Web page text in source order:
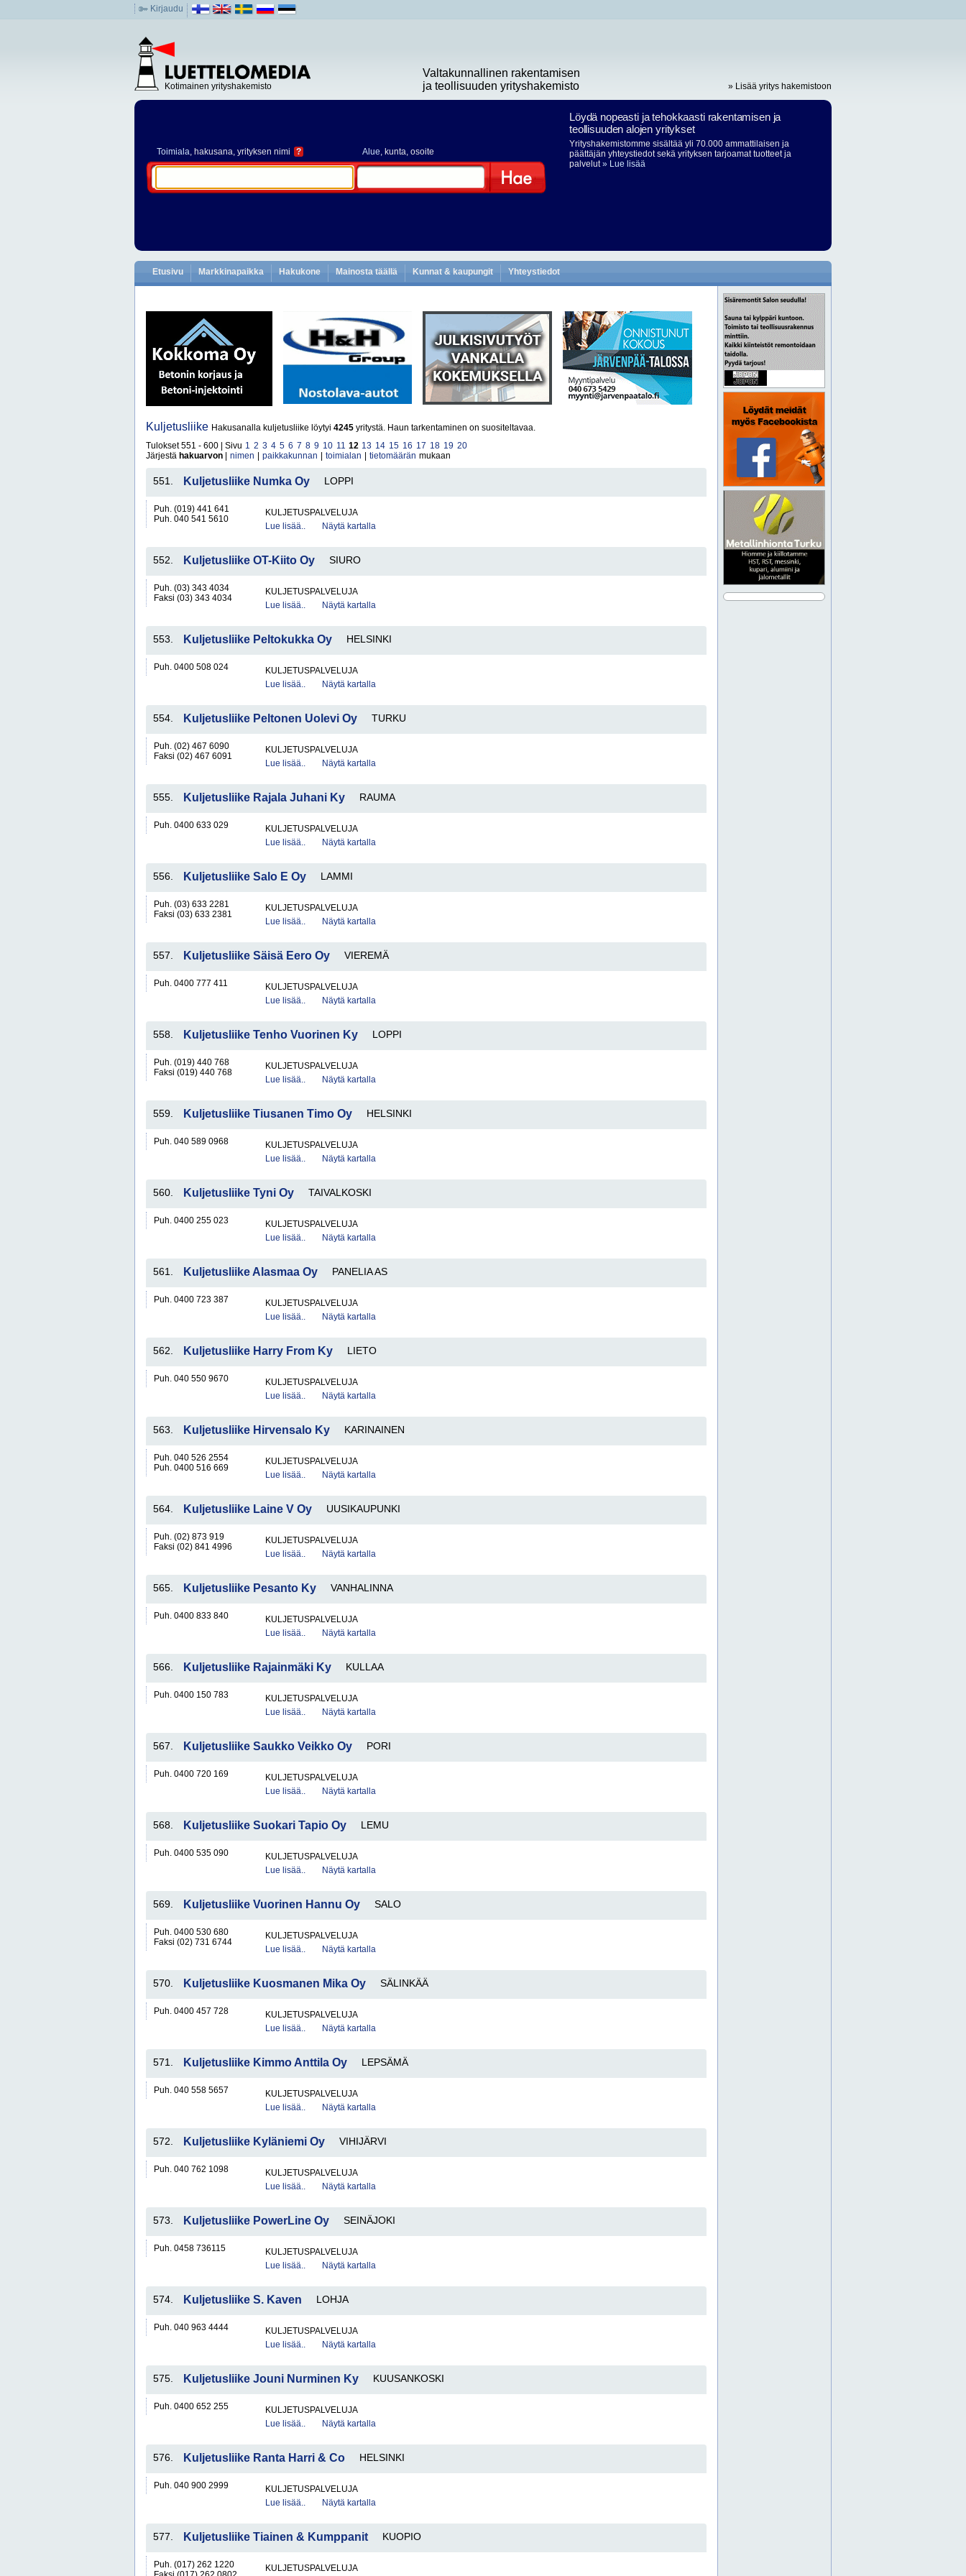
Kirjaudu
Kotimainen yrityshakemisto
Valtakunnallinen rakentamisen
ja teollisuuden yrityshakemisto
» Lisää yritys hakemistoon
Toimiala, hakusana, yrityksen nimi ? Alue, kunta, osoite
Löydä nopeasti ja tehokkaasti rakentamisen ja
teollisuuden alojen yritykset
Yrityshakemistomme sisältää yli 70.000 ammattilaisen ja
päättäjän yhteystiedot sekä yrityksen tarjoamat tuotteet ja
palvelut» Lue lisää
Etusivu Markkinapaikka Hakukone Mainosta täällä Kunnat & kaupungit Yhteystiedot
Kuljetusliike Hakusanalla kuljetusliike löytyi 4245 yritystä. Haun tarkentaminen on suositeltavaa.
Tulokset 551 - 600 | Sivu 1 2 3 4 5 6 7 8 9 10 11 12 13 14 15 16 17 18 19 20
Järjestä hakuarvon nimen paikkakunnan toimialan tietomäärän mukaan
551. Kuljetusliike Numka Oy LOPPI
Puh. (019) 441 641
Puh. 040 541 5610
KULJETUSPALVELUJA
Lue lisää..
Näytä kartalla
552. Kuljetusliike OT-Kiito Oy SIURO
Puh. (03) 343 4034
Faksi (03) 343 4034
KULJETUSPALVELUJA
Lue lisää..
Näytä kartalla
553. Kuljetusliike Peltokukka Oy HELSINKI
Puh. 0400 508 024
KULJETUSPALVELUJA
Lue lisää..
Näytä kartalla
554. Kuljetusliike Peltonen Uolevi Oy TURKU
Puh. (02) 467 6090
Faksi (02) 467 6091
KULJETUSPALVELUJA
Lue lisää..
Näytä kartalla
555. Kuljetusliike Rajala Juhani Ky RAUMA
Puh. 0400 633 029
KULJETUSPALVELUJA
Lue lisää..
Näytä kartalla
556. Kuljetusliike Salo E Oy LAMMI
Puh. (03) 633 2281
Faksi (03) 633 2381
KULJETUSPALVELUJA
Lue lisää..
Näytä kartalla
557. Kuljetusliike Säisä Eero Oy VIEREMÄ
Puh. 0400 777 411
KULJETUSPALVELUJA
Lue lisää..
Näytä kartalla
558. Kuljetusliike Tenho Vuorinen Ky LOPPI
Puh. (019) 440 768
Faksi (019) 440 768
KULJETUSPALVELUJA
Lue lisää..
Näytä kartalla
559. Kuljetusliike Tiusanen Timo Oy HELSINKI
Puh. 040 589 0968
KULJETUSPALVELUJA
Lue lisää..
Näytä kartalla
560. Kuljetusliike Tyni Oy TAIVALKOSKI
Puh. 0400 255 023
KULJETUSPALVELUJA
Lue lisää..
Näytä kartalla
561. Kuljetusliike Alasmaa Oy PANELIA AS
Puh. 0400 723 387
KULJETUSPALVELUJA
Lue lisää..
Näytä kartalla
562. Kuljetusliike Harry From Ky LIETO
Puh. 040 550 9670
KULJETUSPALVELUJA
Lue lisää..
Näytä kartalla
563. Kuljetusliike Hirvensalo Ky KARINAINEN
Puh. 040 526 2554
Puh. 0400 516 669
KULJETUSPALVELUJA
Lue lisää..
Näytä kartalla
564. Kuljetusliike Laine V Oy UUSIKAUPUNKI
Puh. (02) 873 919
Faksi (02) 841 4996
KULJETUSPALVELUJA
Lue lisää..
Näytä kartalla
565. Kuljetusliike Pesanto Ky VANHALINNA
Puh. 0400 833 840
KULJETUSPALVELUJA
Lue lisää..
Näytä kartalla
566. Kuljetusliike Rajainmäki Ky KULLAA
Puh. 0400 150 783
KULJETUSPALVELUJA
Lue lisää..
Näytä kartalla
567. Kuljetusliike Saukko Veikko Oy PORI
Puh. 0400 720 169
KULJETUSPALVELUJA
Lue lisää..
Näytä kartalla
568. Kuljetusliike Suokari Tapio Oy LEMU
Puh. 0400 535 090
KULJETUSPALVELUJA
Lue lisää..
Näytä kartalla
569. Kuljetusliike Vuorinen Hannu Oy SALO
Puh. 0400 530 680
Faksi (02) 731 6744
KULJETUSPALVELUJA
Lue lisää..
Näytä kartalla
570. Kuljetusliike Kuosmanen Mika Oy SÄLINKÄÄ
Puh. 0400 457 728
KULJETUSPALVELUJA
Lue lisää..
Näytä kartalla
571. Kuljetusliike Kimmo Anttila Oy LEPSÄMÄ
Puh. 040 558 5657
KULJETUSPALVELUJA
Lue lisää..
Näytä kartalla
572. Kuljetusliike Kyläniemi Oy VIHIJÄRVI
Puh. 040 762 1098
KULJETUSPALVELUJA
Lue lisää..
Näytä kartalla
573. Kuljetusliike PowerLine Oy SEINÄJOKI
Puh. 0458 736115
KULJETUSPALVELUJA
Lue lisää..
Näytä kartalla
574. Kuljetusliike S. Kaven LOHJA
Puh. 040 963 4444
KULJETUSPALVELUJA
Lue lisää..
Näytä kartalla
575. Kuljetusliike Jouni Nurminen Ky KUUSANKOSKI
Puh. 0400 652 255
KULJETUSPALVELUJA
Lue lisää..
Näytä kartalla
576. Kuljetusliike Ranta Harri & Co HELSINKI
Puh. 040 900 2999
KULJETUSPALVELUJA
Lue lisää..
Näytä kartalla
577. Kuljetusliike Tiainen & Kumppanit KUOPIO
Puh. (017) 262 1220
KULJETUSPALVELUJA